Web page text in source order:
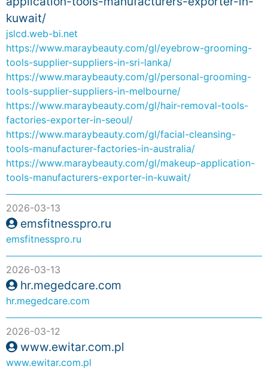
kuwait/
jslcd.web-bi.net
https://www.maraybeauty.com/gl/eyebrow-grooming-
tools-supplier-suppliers-in-sri-lanka/
https://www.maraybeauty.com/gl/personal-grooming-
tools-supplier-suppliers-in-melbourne/
https://www.maraybeauty.com/gl/hair-removal-tools-
factories-exporter-in-seoul/
https://www.maraybeauty.com/gl/facial-cleansing-
tools-manufacturer-factories-in-australia/
https://www.maraybeauty.com/gl/makeup-application-
tools-manufacturers-exporter-in-kuwait/
2026-03-13
emsfitnesspro.ru
emsfitnesspro.ru
2026-03-13
hr.megedcare.com
hr.megedcare.com
2026-03-12
www.ewitar.com.pl
www.ewitar.com.pl